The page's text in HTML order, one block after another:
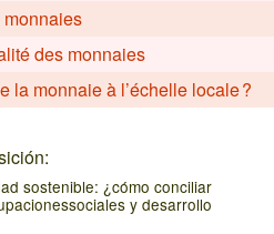
des monnaies
la monnaie à l’échelle locale ?
sostenible: ¿cómo conciliar
y desarrollo